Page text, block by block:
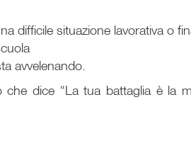
difficile situazione lavorativa o
avvelenando.
dice “La tua battaglia è la